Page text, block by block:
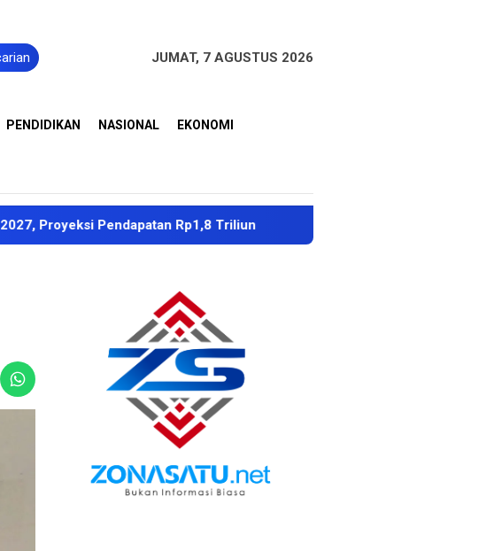
JUMAT, 7 AGUSTUS 2026
PENDIDIKAN NASIONAL EKONOMI
Pendapatan Rp1,8 Triliun Dubes Singapura Apresiasi